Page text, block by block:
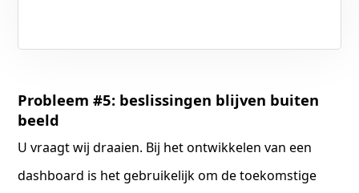
Probleem #5: beslissingen blijven buiten
beeld
U vraagt wij draaien. Bij het ontwikkelen van een
dashboard is het gebruikelijk om de toekomstige